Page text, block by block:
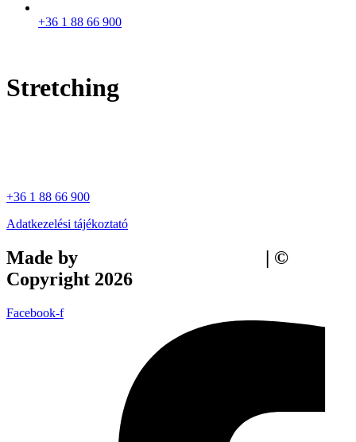
+36 1 88 66 900
Stretching
+36 1 88 66 900
Adatkezelési tájékoztató
Made by
| ©
Copyright 2026
Facebook-f